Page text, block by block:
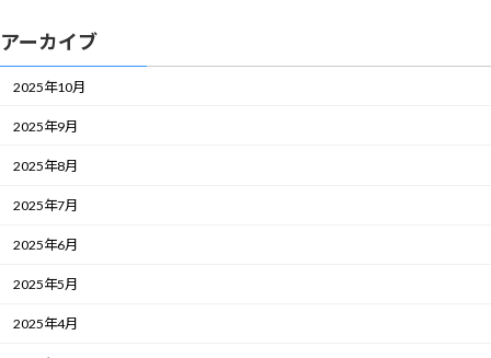
アーカイブ
2025年10月
2025年9月
2025年8月
2025年7月
2025年6月
2025年5月
2025年4月